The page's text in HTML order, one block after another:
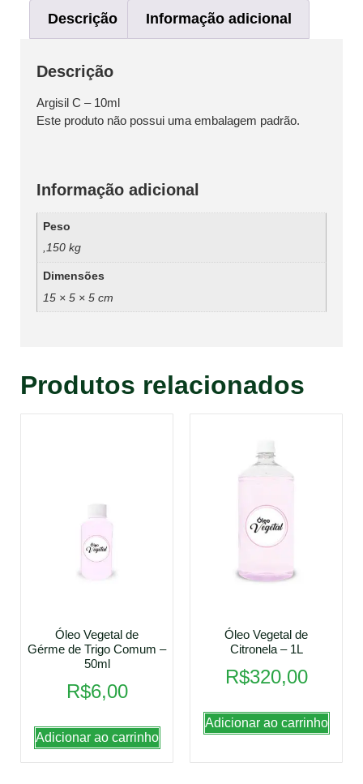
Descrição Informação adicional
Descrição
Argisil C – 10ml
Este produto não possui uma embalagem padrão.
Informação adicional
Peso
,150 kg
Dimensões
15 × 5 × 5 cm
Produtos relacionados
Óleo Vegetal de
Gérme de Trigo Comum –
50ml
R$6,00
Adicionar ao carrinho
Óleo Vegetal de
Citronela – 1L
R$320,00
Adicionar ao carrinho